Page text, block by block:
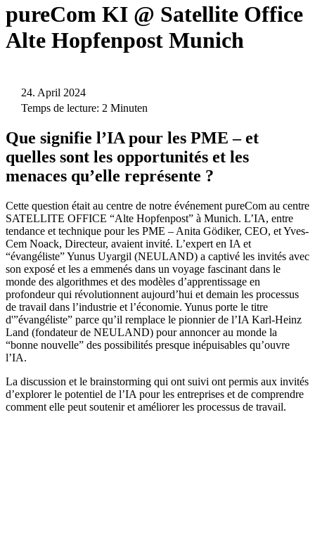
pureCom KI @ Satellite Office
Alte Hopfenpost Munich
24. April 2024
Temps de lecture: 2 Minuten
Que signifie l’IA pour les PME – et
quelles sont les opportunités et les
menaces qu’elle représente ?
Cette question était au centre de notre événement pureCom au centre
SATELLITE OFFICE “Alte Hopfenpost” à Munich. L’IA, entre
tendance et technique pour les PME – Anita Gödiker, CEO, et Yves-
Cem Noack, Directeur, avaient invité. L’expert en IA et
“évangéliste” Yunus Uyargil (NEULAND) a captivé les invités avec
son exposé et les a emmenés dans un voyage fascinant dans le
monde des algorithmes et des modèles d’apprentissage en
profondeur qui révolutionnent aujourd’hui et demain les processus
de travail dans l’industrie et l’économie. Yunus porte le titre
d'”évangéliste” parce qu’il remplace le pionnier de l’IA Karl-Heinz
Land (fondateur de NEULAND) pour annoncer au monde la
“bonne nouvelle” des possibilités presque inépuisables qu’ouvre
l’IA.
La discussion et le brainstorming qui ont suivi ont permis aux invités
d’explorer le potentiel de l’IA pour les entreprises et de comprendre
comment elle peut soutenir et améliorer les processus de travail.